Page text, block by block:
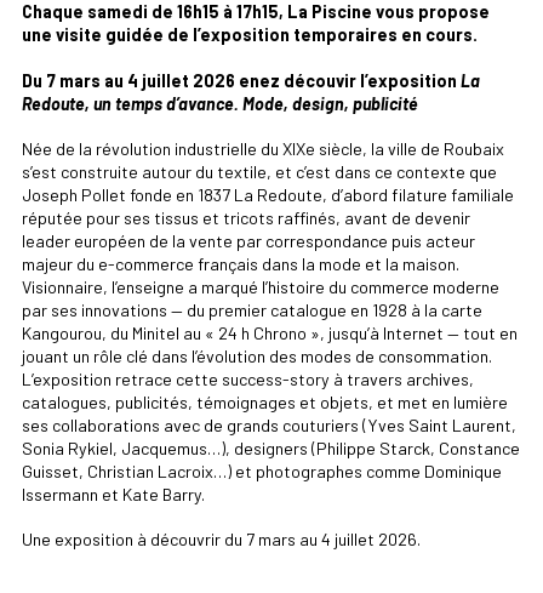
Chaque samedi de 16h15 à 17h15, La Piscine vous propose
une visite guidée de l’exposition temporaires en cours.
Du 7 mars au 4 juillet 2026 enez découvir l’exposition La
Redoute, un temps d’avance. Mode, design, publicité
Née de la révolution industrielle du XIXe siècle, la ville de Roubaix
s’est construite autour du textile, et c’est dans ce contexte que
Joseph Pollet fonde en 1837 La Redoute, d’abord filature familiale
réputée pour ses tissus et tricots raffinés, avant de devenir
leader européen de la vente par correspondance puis acteur
majeur du e-commerce français dans la mode et la maison.
Visionnaire, l’enseigne a marqué l’histoire du commerce moderne
par ses innovations — du premier catalogue en 1928 à la carte
Kangourou, du Minitel au « 24 h Chrono », jusqu’à Internet — tout en
jouant un rôle clé dans l’évolution des modes de consommation.
L’exposition retrace cette success-story à travers archives,
catalogues, publicités, témoignages et objets, et met en lumière
ses collaborations avec de grands couturiers (Yves Saint Laurent,
Sonia Rykiel, Jacquemus…), designers (Philippe Starck, Constance
Guisset, Christian Lacroix…) et photographes comme Dominique
Issermann et Kate Barry.
Une exposition à découvrir du 7 mars au 4 juillet 2026.